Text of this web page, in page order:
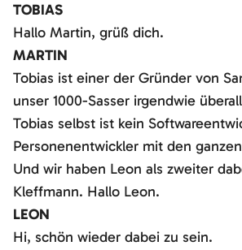
TOBIAS
Hallo Martin, grüß dich.
MARTIN
Tobias ist einer der Gründer von
unser 1000-Sasser irgendwie
Tobias selbst ist kein
Personenentwickler mit den
Und wir haben Leon als zweiter
Kleffmann. Hallo Leon.
LEON
Hi, schön wieder dabei zu sein.